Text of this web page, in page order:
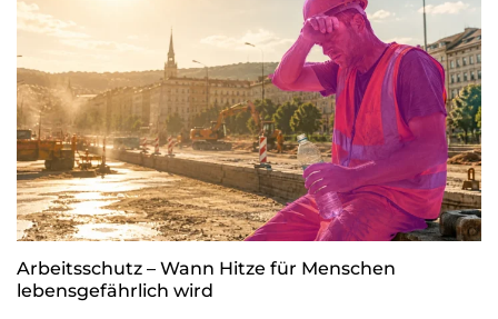
Arbeitsschutz – Wann Hitze für Menschen
lebensgefährlich wird